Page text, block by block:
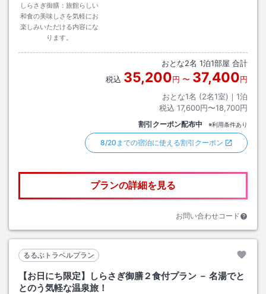
しらさぎ御膳：旅館らしい
和食の美味しさを気軽にお
楽しみいただける内容にな
ります。
おとな2名 1泊1部屋 合計
税込 35,200円 〜 37,400円
おとな1名 (2名1室)｜ 1泊
税込 17,600円〜18,700円
割引クーポン配布中 ※利用条件あり
8/20までの宿泊に使える割引クーポン
プランの詳細を見る
お問い合わせコード
るるぶトラベルプラン
【お日にち限定】しらさぎ御膳２食付プラン － 名湯でと
とのう気軽な温泉旅！